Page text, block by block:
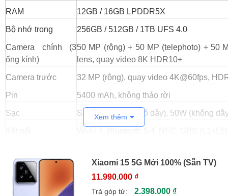
RAM 12GB / 16GB LPDDR5X
Bộ nhớ trong 256GB / 512GB / 1TB UFS 4.0
Camera chính (3
ống kính)
50 MP (rộng) + 50 MP (telephoto) + 50
lens, quay video 8K HDR10+
Camera trước 32 MP (rộng), quay video 4K@60fps,
Pin 5400 mAh, không tháo rời
Sạc Sạc nhanh 90W (có dây), 50W (không
Trọng lượng 189g / 191g / 192g
Chống nước
Xem thêm
Xiaomi 15 5G Mới 100% (Sẵn TV)
11.990.000 ₫
Trả góp từ: 2.398.000 ₫